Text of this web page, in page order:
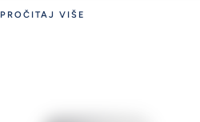
PROČITAJ VIŠE